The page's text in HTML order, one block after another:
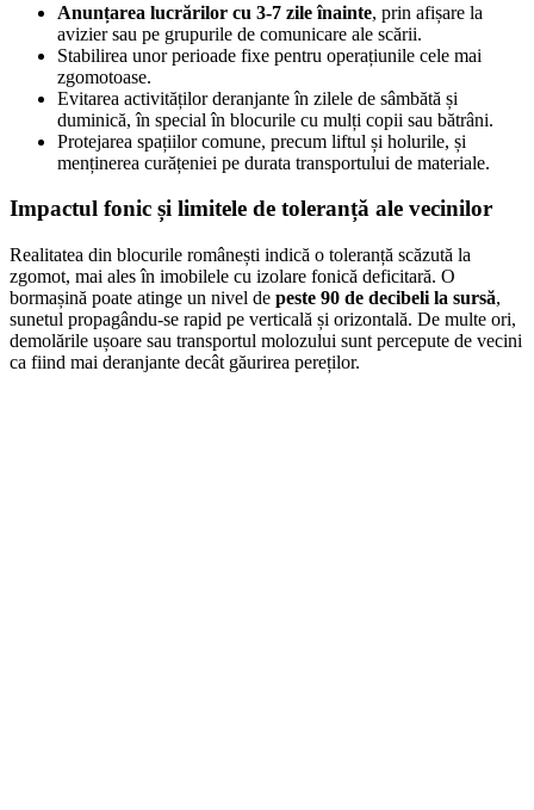
Anunțarea lucrărilor cu 3-7 zile înainte, prin afișare la
avizier sau pe grupurile de comunicare ale scării.
Stabilirea unor perioade fixe pentru operațiunile cele mai
zgomotoase.
Evitarea activităților deranjante în zilele de sâmbătă și
duminică, în special în blocurile cu mulți copii sau bătrâni.
Protejarea spațiilor comune, precum liftul și holurile, și
menținerea curățeniei pe durata transportului de materiale.
Impactul fonic și limitele de toleranță ale vecinilor
Realitatea din blocurile românești indică o toleranță scăzută la
zgomot, mai ales în imobilele cu izolare fonică deficitară. O
bormașină poate atinge un nivel de peste 90 de decibeli la sursă,
sunetul propagându-se rapid pe verticală și orizontală. De multe ori,
demolările ușoare sau transportul molozului sunt percepute de vecini
ca fiind mai deranjante decât găurirea pereților.